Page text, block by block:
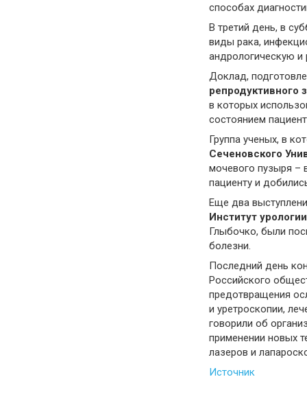
способах
В третий день, в
виды рака,
андрологическую и
Доклад,
репродуктивного
в которых
состоянием
Группа ученых, в
Сеченовского
мочевого пузыря –
пациенту и
Еще два
Институт
Глыбочко, были
болезни.
Последний день
Российского
предотвращения
и уретроскопии,
говорили об
применении новых
лазеров и
Источник